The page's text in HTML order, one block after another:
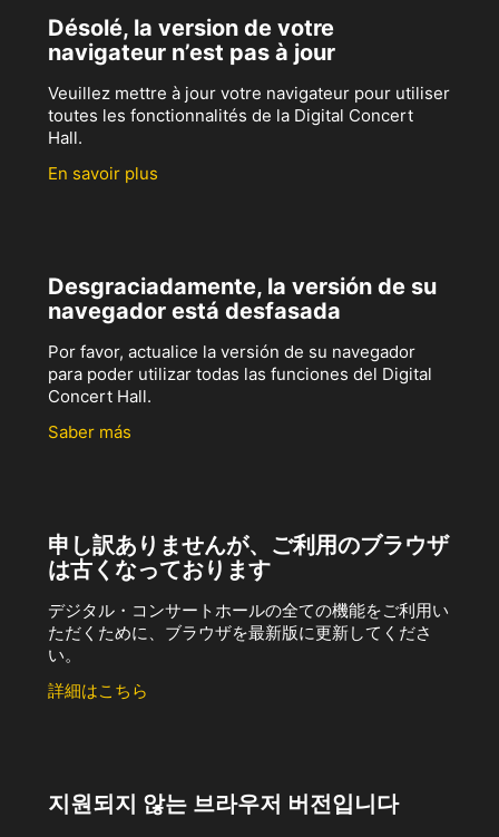
Désolé, la version de votre
navigateur n’est pas à jour
Veuillez mettre à jour votre navigateur pour utiliser
toutes les fonctionnalités de la Digital Concert
Hall.
En savoir plus
Desgraciadamente, la versión de su
navegador está desfasada
Por favor, actualice la versión de su navegador
para poder utilizar todas las funciones del Digital
Concert Hall.
Saber más
申し訳ありませんが、ご利用のブラウザ
は古くなっております
デジタル・コンサートホールの全ての機能をご利用い
ただくために、ブラウザを最新版に更新してくださ
い。
詳細はこちら
지원되지 않는 브라우저 버전입니다